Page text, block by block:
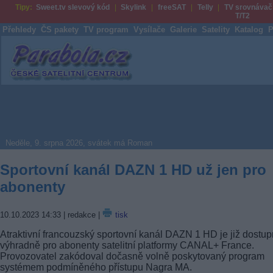
Tipy: Sweet.tv slevový kód Skylink freeSAT Telly
TV srovnávač
T/T2
Přehledy ČS pakety TV program Vysílače Galerie Satelity Katalog
Parabola.cz
Neděle, 9. srpna 2026, svátek má Roman
Sportovní kanál DAZN 1 HD už jen pro
abonenty
10.10.2023 14:33 | redakce | tisk
Atraktivní francouzský sportovní kanál DAZN 1 HD je již
výhradně pro abonenty satelitní platformy CANAL+ France.
Provozovatel zakódoval dočasně volně poskytovaný program
systémem podmíněného přístupu Nagra MA.